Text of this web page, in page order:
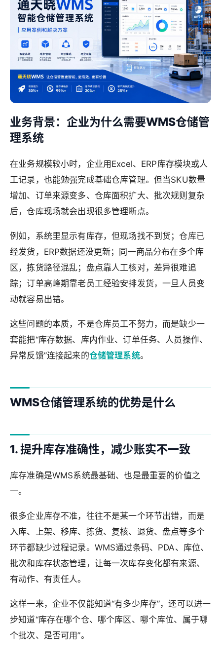
业务背景：企业为什么需要WMS仓储管
理系统
在业务规模较小时，企业用Excel、ERP库存模块或人
工记录，也能勉强完成基础仓库管理。但当SKU数量
增加、订单来源变多、仓库面积扩大、批次规则复杂
后，仓库现场就会出现很多管理断点。
例如，系统里显示有库存，但现场找不到货；仓库已
经发货，ERP数据还没更新；同一商品分布在多个库
区，拣货路径混乱；盘点靠人工核对，差异很难追
踪；订单高峰期靠老员工经验安排发货，一旦人员变
动就容易出错。
这些问题的本质，不是仓库员工不努力，而是缺少一
套能把“库存数据、库内作业、订单任务、人员操作、
异常反馈”连接起来的仓储管理系统。
WMS仓储管理系统的优势是什么
1. 提升库存准确性，减少账实不一致
库存准确是WMS系统最基础、也是最重要的价值之
一。
很多企业库存不准，往往不是某一个环节出错，而是
入库、上架、移库、拣货、复核、退货、盘点等多个
环节都缺少过程记录。WMS通过条码、PDA、库位、
批次和库存状态管理，让每一次库存变化都有来源、
有动作、有责任人。
这样一来，企业不仅能知道“有多少库存”，还可以进一
步知道“库存在哪个仓、哪个库区、哪个库位、属于哪
个批次、是否可用”。